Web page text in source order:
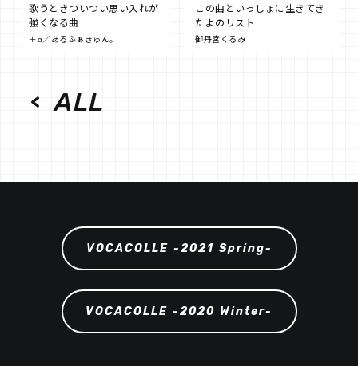
歌うときついつい思い入れが
強くなる曲
＋α／あるふぁきゅん。
この曲といっしょに生きてき
たよのリスト
御丹宮くるみ
ALL
VOCACOLLE -2021 Spring-
VOCACOLLE -2020 Winter-